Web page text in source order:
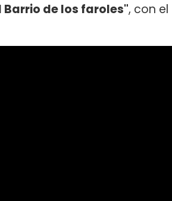
Barrio de los faroles", con el